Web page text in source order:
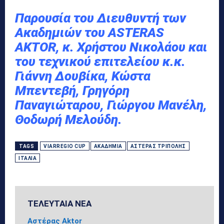
Παρουσία του Διευθυντή των
Ακαδημιών του ASTERAS
AKTOR, κ. Χρήστου Νικολάου και
του τεχνικού επιτελείου κ.κ.
Γιάννη Δουβίκα, Κώστα
Μπεντεβή, Γρηγόρη
Παναγιώταρου, Γιώργου Μανέλη,
Θοδωρή Μελούδη.
TAGS VIARREGIO CUP ΑΚΑΔΗΜΊΑ ΑΣΤΈΡΑΣ ΤΡΊΠΟΛΗΣ
ΙΤΑΛΊΑ
ΤΕΛΕΥΤΑΙΑ ΝΕΑ
Αστέρας Aktor